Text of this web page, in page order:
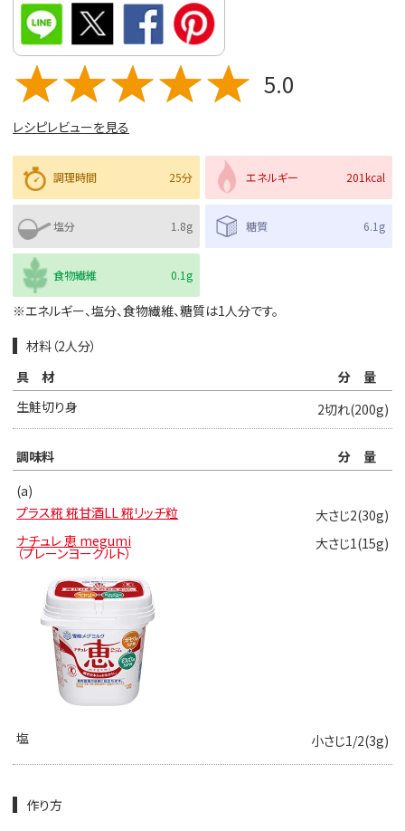
5.0
レシピレビューを見る
調理時間 25分 エネルギー 201kcal
塩分 1.8g 糖質 6.1g
食物繊維 0.1g
※エネルギー、塩分、食物繊維、糖質は1人分です。
材料（2人分）
具材
分量
生鮭切り身
2切れ(200g)
調味料
分量
(a)
プラス糀 糀甘酒LL 糀リッチ粒
大さじ2(30g)
ナチュレ 恵 megumi
（プレーンヨーグルト）
大さじ1(15g)
塩 小さじ1/2(3g)
作り方